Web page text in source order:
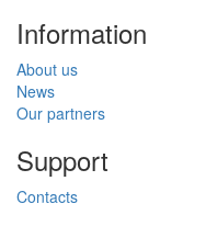
Information
About us
News
Our partners
Support
Contacts